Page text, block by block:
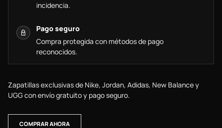
incidencia.
Pago seguro
Compra protegida con métodos de pago
reconocidos.
Zapatillas exclusivas de Nike, Jordan, Adidas, New Balance y
UGG con envío gratuito y pago seguro.
COMPRAR AHORA